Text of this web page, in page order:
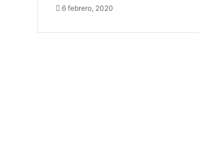
6 febrero, 2020